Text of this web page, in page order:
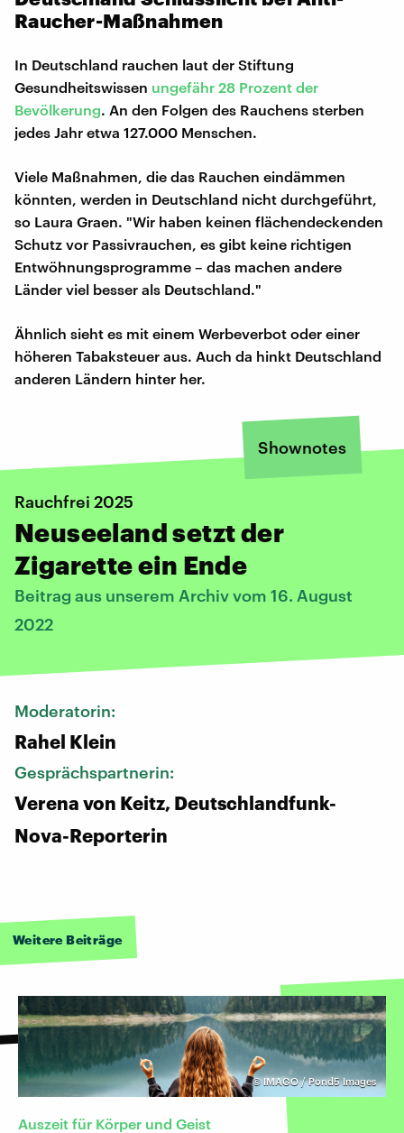
Raucher-Maßnahmen
In Deutschland rauchen laut der Stiftung
Gesundheitswissen ungefähr 28 Prozent der
Bevölkerung. An den Folgen des Rauchens sterben
jedes Jahr etwa 127.000 Menschen.
Viele Maßnahmen, die das Rauchen eindämmen
könnten, werden in Deutschland nicht durchgeführt,
so Laura Graen. "Wir haben keinen flächendeckenden
Schutz vor Passivrauchen, es gibt keine richtigen
Entwöhnungsprogramme – das machen andere
Länder viel besser als Deutschland."
Ähnlich sieht es mit einem Werbeverbot oder einer
höheren Tabaksteuer aus. Auch da hinkt Deutschland
anderen Ländern hinter her.
Shownotes
Rauchfrei 2025
Neuseeland setzt der
Zigarette ein Ende
Beitrag aus unserem Archiv vom 16. August
2022
Moderatorin:
Rahel Klein
Gesprächspartnerin:
Verena von Keitz, Deutschlandfunk-
Nova-Reporterin
Weitere Beiträge
©IMAGO / Pond5 Images
Auszeit für Körper und Geist